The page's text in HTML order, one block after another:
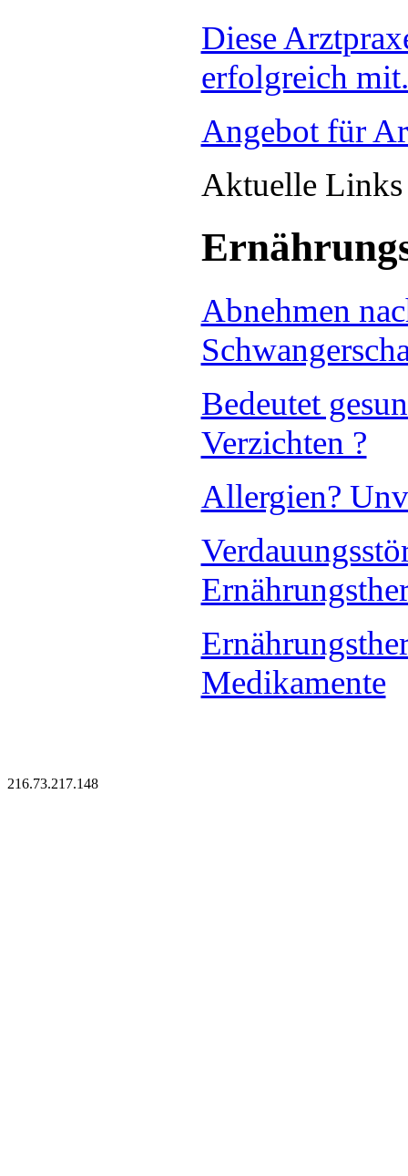
Diese
erfolgreich mit.
Angebot für
Aktuelle Links
Abnehmen
Bedeutet
Verzichten ?
Allergien?
Medikamente
216.73.217.148